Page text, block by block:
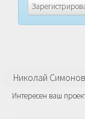
Николай Симонов
Интересен ваш